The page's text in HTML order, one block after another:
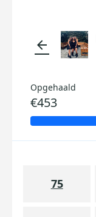
arrow_back
Opgehaald
€453
75